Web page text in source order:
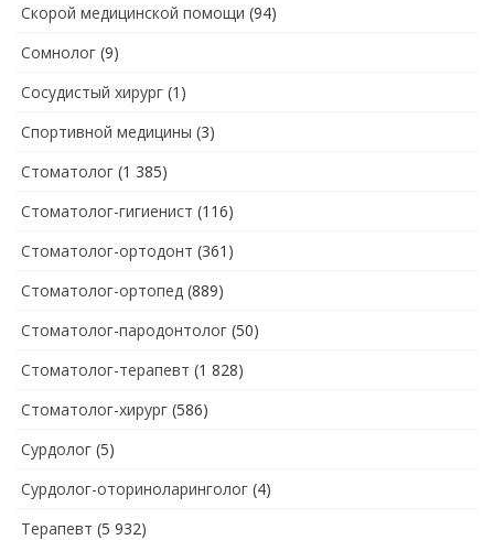
Скорой медицинской помощи (94)
Сомнолог (9)
Сосудистый хирург (1)
Спортивной медицины (3)
Стоматолог (1 385)
Стоматолог-гигиенист (116)
Стоматолог-ортодонт (361)
Стоматолог-ортопед (889)
Стоматолог-пародонтолог (50)
Стоматолог-терапевт (1 828)
Стоматолог-хирург (586)
Сурдолог (5)
Сурдолог-оториноларинголог (4)
Терапевт (5 932)